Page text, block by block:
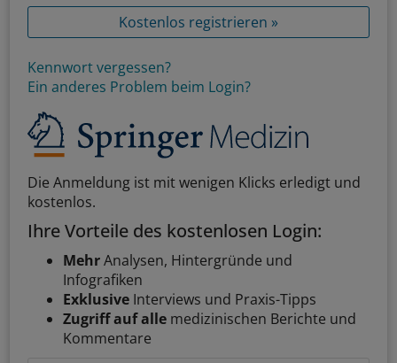
Kostenlos registrieren »
Kennwort vergessen?
Ein anderes Problem beim Login?
Die Anmeldung ist mit wenigen Klicks erledigt und
kostenlos.
Ihre Vorteile des kostenlosen Login:
MehrAnalysen, Hintergründe und
Infografiken
Exklusive Interviews und Praxis-Tipps
Zugriff auf alle medizinischen Berichte und
Kommentare